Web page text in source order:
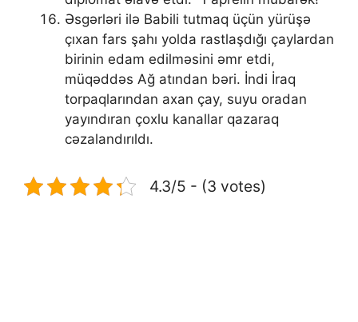
Əsgərləri ilə Babili tutmaq üçün yürüşə
çıxan fars şahı yolda rastlaşdığı çaylardan
birinin edam edilməsini əmr etdi,
müqəddəs Ağ atından bəri. İndi İraq
torpaqlarından axan çay, suyu oradan
yayındıran çoxlu kanallar qazaraq
cəzalandırıldı.
4.3/5 - (3 votes)